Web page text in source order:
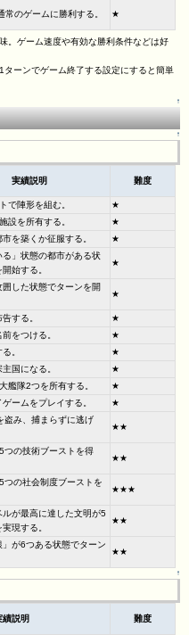
常のゲームに勝利する。 ★
。ゲーム速度や有効な勝利条件などは好
ーンでゲーム終了する設定にすると簡単
↑
↑
実績説明 難度
で陣形を組む。
★
設を所有する。
★
を築くか征服する。 ★
る」状態の都市がある状
始する。
★
した状態でターンを開
★
する。
★
をつける。
★
。
★
国になる。
★
艦隊2つを所有する。
★
ームをプレイする。 ★
盗み、捕まらずに逃げ
★★
つの技術ブーストを得
★★
つの社会制度ブーストを
★★★
ルが最高に達した文明が5
現する。
★★
」が6つある状態でターン
★★
↑
績説明 難度